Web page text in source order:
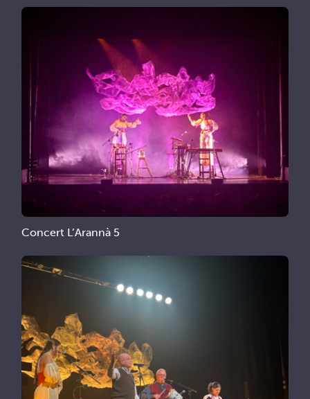
Concert L’Arannà 5